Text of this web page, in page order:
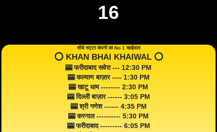
16
सीधे सट्टा कंपनी का No 1 खाईवाल
⭕️ KHAN BHAI KHAIWAL ⭕️
🎰 फरीदाबाद सवेरा --- 12:30 PM
🎰 कल्याण बाज़ार ---- 1:30 PM
🎰 खाटू धाम -------- 2:30 PM
🎰 दिल्ली बाज़ार ------ 3:05 PM
🎰 श्री गणेश ------ 4:35 PM
🎰 करनाल ---------- 5:30 PM
🎰 फरीदाबाद --------- 6:05 PM